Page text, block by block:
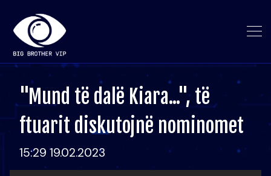
"Mund të dalë Kiara...", të
ftuarit diskutojnë nominomet
15:29 19.02.2023